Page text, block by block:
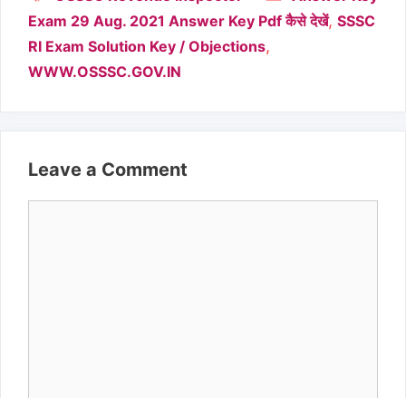
Exam 29 Aug. 2021 Answer Key Pdf कैसे देखें, SSSC
RI Exam Solution Key / Objections,
WWW.OSSSC.GOV.IN
Leave a Comment